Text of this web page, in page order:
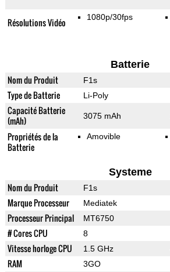
Résolutions Vidéo 1080p/30fps
Batterie
Nom du Produit F1s
Type de Batterie Li-Poly
Capacité Batterie
(mAh)
3075 mAh
Propriétés de la
Batterie
Amovible
Systeme
Nom du Produit F1s
Marque Processeur Mediatek
Processeur Principal MT6750
# Cores CPU 8
Vitesse horloge CPU 1.5 GHz
RAM 3GO